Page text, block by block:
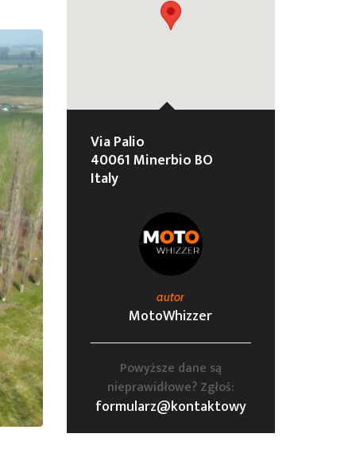
Via Palio
40061 Minerbio BO
Italy
autor
MotoWhizzer
Powyższe dane są
nieprawidłowe? Zgłoś:
formularz@kontaktowy